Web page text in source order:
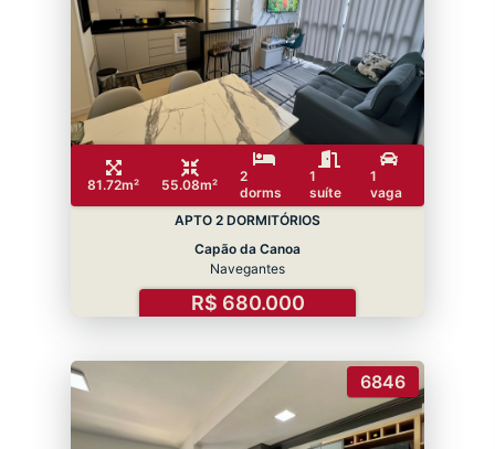
81.72m² 55.08m²
2
dorms
1
suíte
1
vaga
APTO 2 DORMITÓRIOS
Capão da Canoa
Navegantes
R$ 680.000
6846